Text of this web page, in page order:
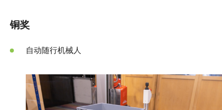
铜奖
自动随行机械人